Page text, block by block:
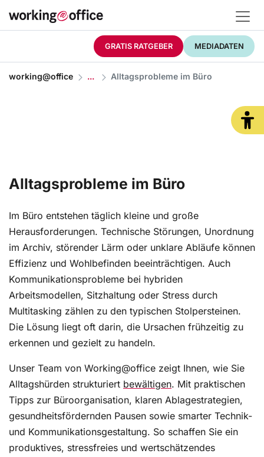
GRATIS RATGEBER MEDIADATEN
working@office Alltagsprobleme im Büro
Alltagsprobleme im Büro
Im Büro entstehen täglich kleine und große
Herausforderungen. Technische Störungen, Unordnung
im Archiv, störender Lärm oder unklare Abläufe können
Effizienz und Wohlbefinden beeinträchtigen. Auch
Kommunikationsprobleme bei hybriden
Arbeitsmodellen, Sitzhaltung oder Stress durch
Multitasking zählen zu den typischen Stolpersteinen.
Die Lösung liegt oft darin, die Ursachen frühzeitig zu
erkennen und gezielt zu handeln.
Unser Team von Working@office zeigt Ihnen, wie Sie
Alltagshürden strukturiert bewältigen. Mit praktischen
Tipps zur Büroorganisation, klaren Ablagestrategien,
gesundheitsfördernden Pausen sowie smarter Technik-
und Kommunikationsgestaltung. So schaffen Sie ein
produktives, stressfreies und wertschätzendes